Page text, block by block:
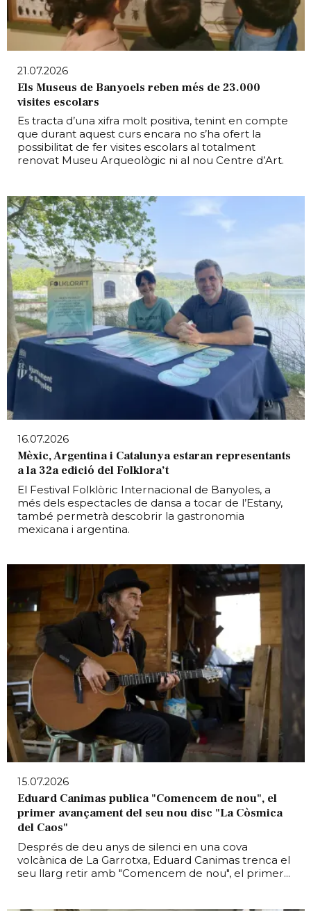
21.07.2026
Els Museus de Banyoels reben més de 23.000
visites escolars
Es tracta d’una xifra molt positiva, tenint en compte
que durant aquest curs encara no s’ha ofert la
possibilitat de fer visites escolars al totalment
renovat Museu Arqueològic ni al nou Centre d’Art.
16.07.2026
Mèxic, Argentina i Catalunya estaran representants
a la 32a edició del Folklora’t
El Festival Folklòric Internacional de Banyoles, a
més dels espectacles de dansa a tocar de l’Estany,
també permetrà descobrir la gastronomia
mexicana i argentina.
15.07.2026
Eduard Canimas publica "Comencem de nou", el
primer avançament del seu nou disc "La Còsmica
del Caos"
Després de deu anys de silenci en una cova
volcànica de La Garrotxa, Eduard Canimas trenca el
seu llarg retir amb "Comencem de nou", el primer...